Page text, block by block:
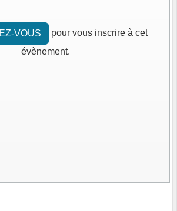
VOUS
pour vous inscrire à cet
évènement.